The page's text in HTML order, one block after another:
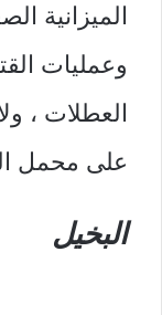
الميزانية
وعمليات
العطلات ،
على محمل
البخيل